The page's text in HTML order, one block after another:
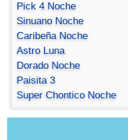
Pick 4 Noche
Sinuano Noche
Caribeña Noche
Astro Luna
Dorado Noche
Paisita 3
Super Chontico Noche